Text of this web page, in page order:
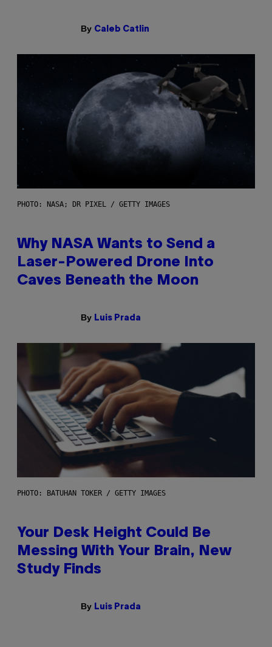
By Caleb Catlin
PHOTO: NASA; DR PIXEL / GETTY IMAGES
Why NASA Wants to Send a
Laser-Powered Drone Into
Caves Beneath the Moon
By Luis Prada
PHOTO: BATUHAN TOKER / GETTY IMAGES
Your Desk Height Could Be
Messing With Your Brain, New
Study Finds
By Luis Prada